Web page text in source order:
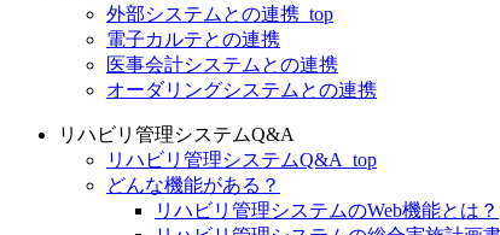
外部システムとの連携_top
電子カルテとの連携
医事会計システムとの連携
オーダリングシステムとの連携
リハビリ管理システムQ&A
リハビリ管理システムQ&A_top
どんな機能がある？
リハビリ管理システムのWeb機能とは？